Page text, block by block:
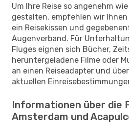
Um Ihre Reise so angenehm
gestalten, empfehlen wir Ihnen
ein Reisekissen und
Augenverband. Für
Fluges eignen sich Bücher,
heruntergeladene Filme oder
an einen Reiseadapter und
aktuellen
Informationen über die
Amsterdam und